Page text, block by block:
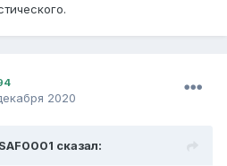
2020
сказал: